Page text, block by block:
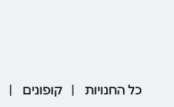
כל החנויות | קופונים |